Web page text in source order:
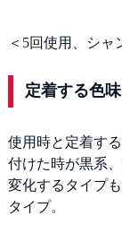
＜5回使用、シャ
定着する色
使用時と定着す
付けた時が黒系
変化するタイプ
タイプ。